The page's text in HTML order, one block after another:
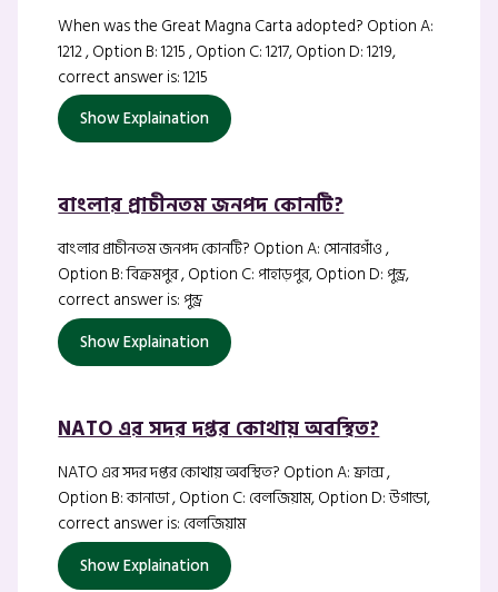
When was the Great Magna Carta adopted? Option A:
1212 , Option B: 1215 , Option C: 1217, Option D: 1219,
correct answer is: 1215
Show Explaination
বাংলার প্রাচীনতম জনপদ কোনটি?
বাংলার প্রাচীনতম জনপদ কোনটি? Option A: সোনারগাঁও ,
Option B: বিক্রমপুর , Option C: পাহাড়পুর, Option D: পুন্ড্র,
correct answer is: পুন্ড্র
Show Explaination
NATO এর সদর দপ্তর কোথায় অবস্থিত?
NATO এর সদর দপ্তর কোথায় অবস্থিত? Option A: ফ্রান্স ,
Option B: কানাডা , Option C: বেলজিয়াম, Option D: উগান্ডা,
correct answer is: বেলজিয়াম
Show Explaination